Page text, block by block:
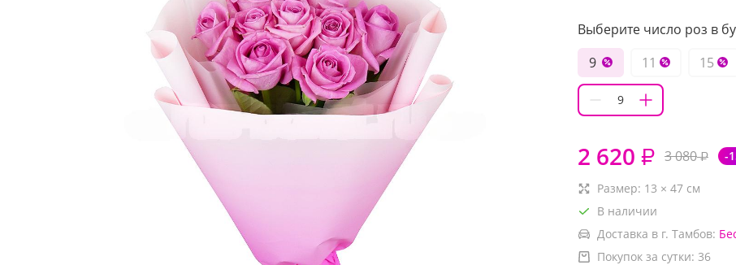
Выберите число роз в
9
11 15
2 620 ₽ 3 080₽ -
Размер: 13 × 47 см
В наличии
Доставка в г. Тамбов:
Покупок за сутки: 36